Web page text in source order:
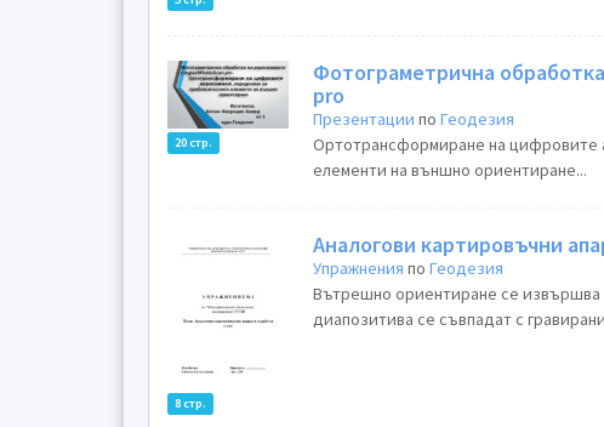
20 стр.
Фотограметрична
pro
Презентации поГеодезия
Ортотрансформиране на цифровите
елементи на външно ориентиране...
8 стр.
Аналогови картировъчни
Упражнения поГеодезия
Вътрешно ориентиране се извършва
диапозитива се съвпадат с